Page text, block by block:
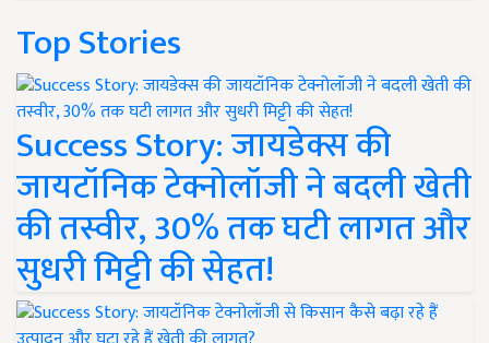
Top Stories
Success Story: जायडेक्स की
जायटॉनिक टेक्नोलॉजी ने बदली खेती
की तस्वीर, 30% तक घटी लागत और
सुधरी मिट्टी की सेहत!